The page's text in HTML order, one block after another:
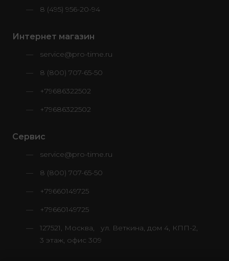
8 (495) 956-20-94
Интернет магазин
service@pro-time.ru
8 (800) 707-65-50
+79686322502
+79686322502
Сервис
service@pro-time.ru
8 (800) 707-65-50
+79660149725
+79660149725
127521, Москва, ул. Веткина, дом 4, КПП-2,
3 этаж, офис 309